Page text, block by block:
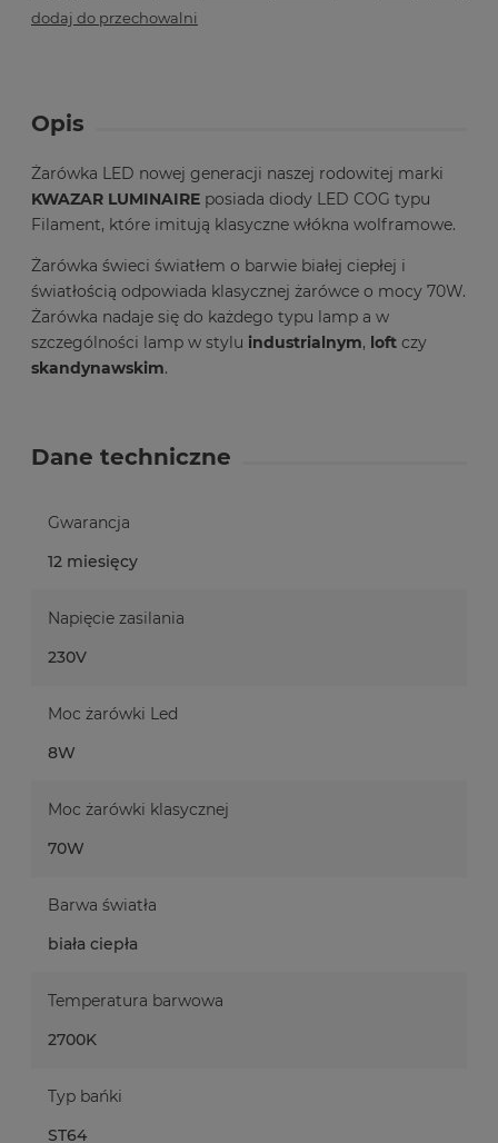
dodaj do przechowalni
Opis
Żarówka LED nowej generacji naszej rodowitej marki
KWAZAR LUMINAIRE posiada diody LED COG typu
Filament, które imitują klasyczne włókna wolframowe.
Żarówka świeci światłem o barwie białej ciepłej i
światłością odpowiada klasycznej żarówce o mocy 70W.
Żarówka nadaje się do każdego typu lamp a w
szczególności lamp w stylu industrialnym, loft czy
skandynawskim.
Dane techniczne
Gwarancja
12 miesięcy
Napięcie zasilania
230V
Moc żarówki Led
8W
Moc żarówki klasycznej
70W
Barwa światła
biała ciepła
Temperatura barwowa
2700K
Typ bańki
ST64